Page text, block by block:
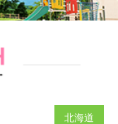
北海道